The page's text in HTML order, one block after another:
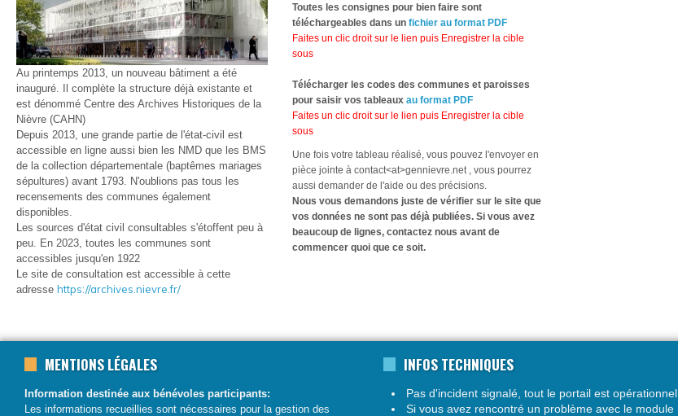
Au printemps 2013, un nouveau bâtiment a été
inauguré. Il complète la structure déjà existante et
est dénommé Centre des Archives Historiques de la
Nièvre (CAHN)
Depuis 2013, une grande partie de l'état-civil est
accessible en ligne aussi bien les NMD que les BMS
de la collection départementale (baptêmes mariages
sépultures) avant 1793. N'oublions pas tous les
recensements des communes également
disponibles.
Les sources d'état civil consultables s'étoffent peu à
peu. En 2023, toutes les communes sont
accessibles jusqu'en 1922
Le site de consultation est accessible à cette
adresse https://archives.nievre.fr/
Toutes les consignes pour bien faire sont
téléchargeables dans un fichier au format PDF
Faites un clic droit sur le lien puis Enregistrer la cible
sous
Télécharger les codes des communes et paroisses
pour saisir vos tableaux au format PDF
Faites un clic droit sur le lien puis Enregistrer la cible
sous
Une fois votre tableau réalisé, vous pouvez l'envoyer en
pièce jointe à contact<at>gennievre.net , vous pourrez
aussi demander de l'aide ou des précisions.
Nous vous demandons juste de vérifier sur le site que
vos données ne sont pas déjà publiées. Si vous avez
beaucoup de lignes, contactez nous avant de
commencer quoi que ce soit.
MENTIONS LÉGALES
Information destinée aux bénévoles participants:
Les informations recueillies sont nécessaires pour la gestion des
INFOS TECHNIQUES
Pas d'incident signalé, tout le portail est opérationnel
Si vous avez rencontré un problème avec le module